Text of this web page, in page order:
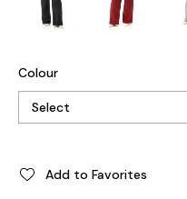
Colour
Add to Favorites